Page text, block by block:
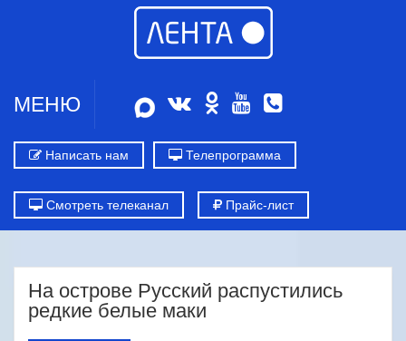
МЕНЮ
Написать нам Телепрограмма
Смотреть телеканал Прайс-лист
На острове Русский распустились
редкие белые маки